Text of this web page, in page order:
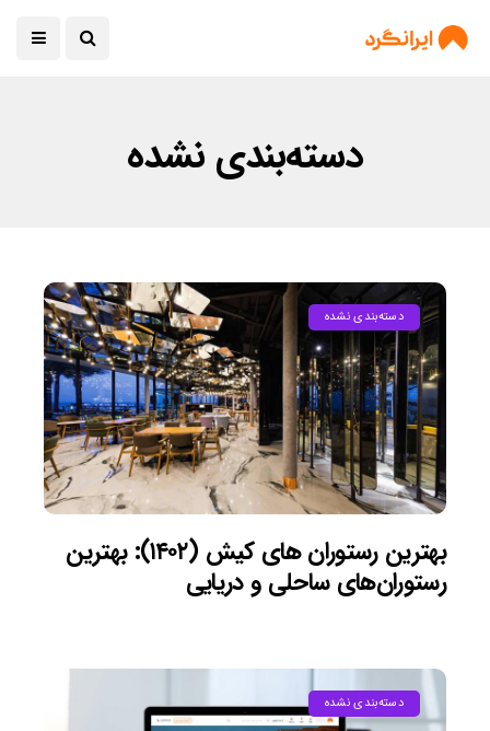
دسته‌بندی نشده
دسته‌بندی نشده
بهترین رستوران های کیش (۱۴۰۲): بهترین
رستوران‌های ساحلی و دریایی
دسته‌بندی نشده